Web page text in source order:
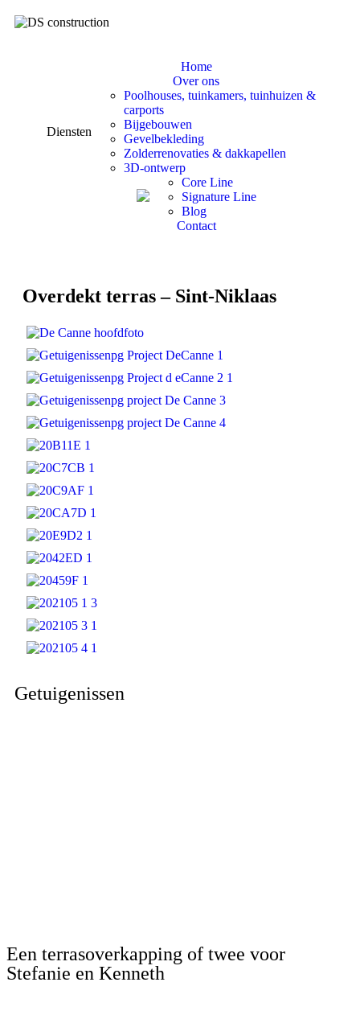
Home
Over ons
Diensten
Poolhouses, tuinkamers, tuinhuizen &
carports
Bijgebouwen
Gevelbekleding
Zolderrenovaties & dakkapellen
3D-ontwerp
Core Line
Signature Line
Blog
Contact
Overdekt terras – Sint-Niklaas
Getuigenissen
Een terrasoverkapping of twee voor
Stefanie en Kenneth